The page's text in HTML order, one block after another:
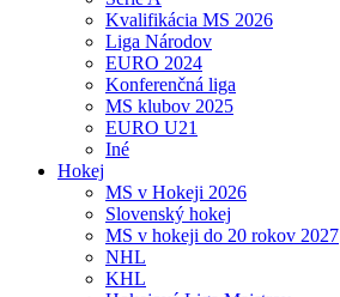
Kvalifikácia MS 2026
Liga Národov
EURO 2024
Konferenčná liga
MS klubov 2025
EURO U21
Iné
Hokej
MS v Hokeji 2026
Slovenský hokej
MS v hokeji do 20 rokov 2027
NHL
KHL